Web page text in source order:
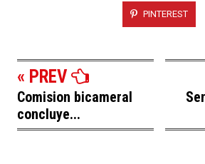
PINTEREST
« PREV
Comision bicameral
concluye...